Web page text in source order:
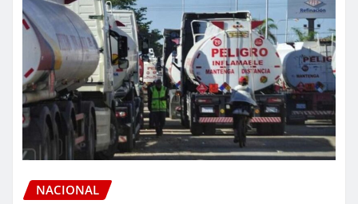
NACIONAL